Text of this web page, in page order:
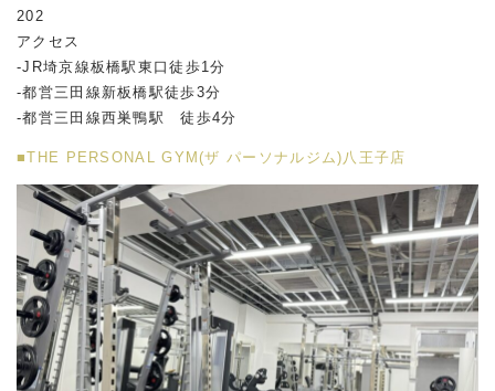
202
アクセス
-JR埼京線板橋駅東口徒歩1分
-都営三田線新板橋駅徒歩3分
-都営三田線西巣鴨駅 徒歩4分
■THE PERSONAL GYM(ザ パーソナルジム)八王子店